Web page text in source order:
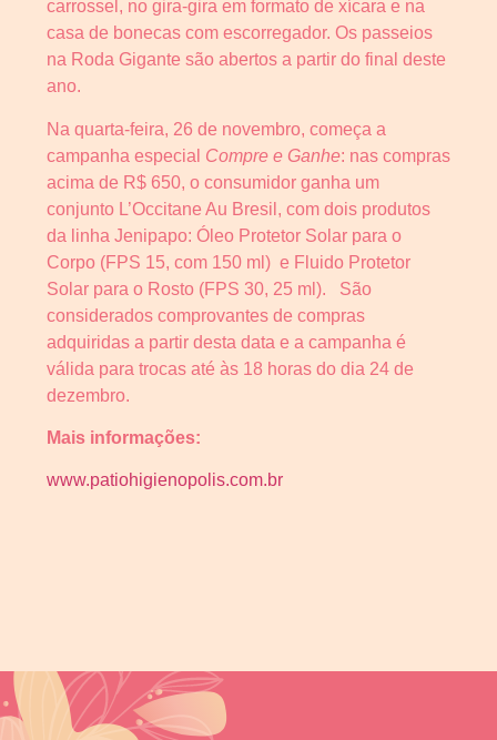
carrossel, no gira-gira em formato de xícara e na
casa de bonecas com escorregador. Os passeios
na Roda Gigante são abertos a partir do final deste
ano.
Na quarta-feira, 26 de novembro, começa a
campanha especial Compre e Ganhe: nas compras
acima de R$ 650, o consumidor ganha um
conjunto L’Occitane Au Bresil, com dois produtos
da linha Jenipapo: Óleo Protetor Solar para o
Corpo (FPS 15, com 150 ml) e Fluido Protetor
Solar para o Rosto (FPS 30, 25 ml). São
considerados comprovantes de compras
adquiridas a partir desta data e a campanha é
válida para trocas até às 18 horas do dia 24 de
dezembro.
Mais informações:
www.patiohigienopolis.com.br